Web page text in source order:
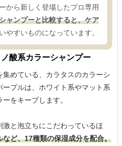
から新しく登場したプロ専用
ャンプーと比較すると、ケア
やすいものになっています。
酸系カラーシャンプー
めている、カラタスのカラーシ
プルは、ホワイト系やマット系
をキープします。
と泡立ちにこだわっているほ
ど、17種類の保湿成分を配合。